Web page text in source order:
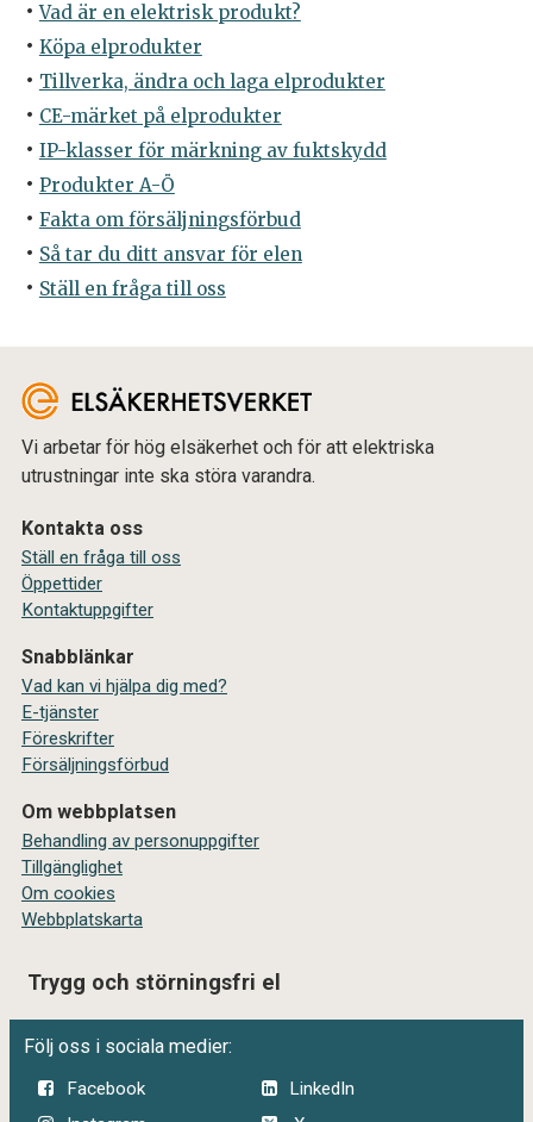
Vad är en elektrisk produkt?
Köpa elprodukter
Tillverka, ändra och laga elprodukter
CE-märket på elprodukter
IP-klasser för märkning av fuktskydd
Produkter A-Ö
Fakta om försäljningsförbud
Så tar du ditt ansvar för elen
Ställ en fråga till oss
Vi arbetar för hög elsäkerhet och för att elektriska
utrustningar inte ska störa varandra.
Kontakta oss
Ställ en fråga till oss
Öppettider
Kontaktuppgifter
Snabblänkar
Vad kan vi hjälpa dig med?
E-tjänster
Föreskrifter
Försäljningsförbud
Om webbplatsen
Behandling av personuppgifter
Tillgänglighet
Om cookies
Webbplatskarta
Trygg och störningsfri el
Följ oss i sociala medier:
Facebook
LinkedIn